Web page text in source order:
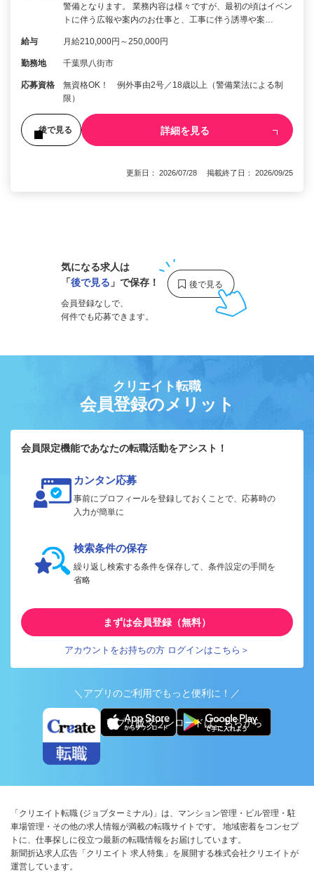
警備となります。 業務内容は様々ですが、最初の頃はイベン
トに伴う広報や案内のお仕事と、工事に伴う誘導や案…
給与 月給210,000円～250,000円
勤務地 千葉県八街市
応募資格
無資格OK！ 例外事由2号／18歳以上（警備業法による制
限）
後で見る 詳細を見る
更新日： 2026/07/28 掲載終了日： 2026/09/25
気になる求人は
「後で見る 」で保存！
会員登録なしで、
何件でも応募できます。
クリエイト転職
会員登録のメリット
会員限定機能であなたの転職活動をアシスト！
カンタン応募
事前にプロフィールを登録しておくことで、応募時の
入力が簡単に
検索条件の保存
繰り返し検索する条件を保存して、条件設定の手間を
省略
まずは会員登録（無料）
アカウントをお持ちの方 ログインはこちら＞
＼アプリのご利用でもっと便利に！／
アプリ版ダウンロードはこちらから
「クリエイト転職 (ジョブターミナル)」は、マンション管理・ビル管理・駐
車場管理・その他の求人情報が満載の転職サイトです。 地域密着をコンセプ
トに、仕事探しに役立つ最新の転職情報をお届けしています。
新聞折込求人広告「クリエイト 求人特集」を展開する株式会社クリエイトが
運営しています。